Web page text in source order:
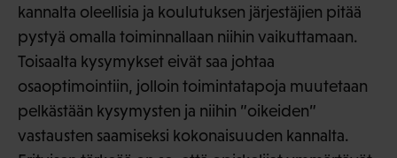
kannalta oleellisia ja koulutuksen järjestäjien pitää
pystyä omalla toiminnallaan niihin vaikuttamaan.
Toisaalta kysymykset eivät saa johtaa
osaoptimointiin, jolloin toimintatapoja muutetaan
pelkästään kysymysten ja niihin ”oikeiden”
vastausten saamiseksi kokonaisuuden kannalta.